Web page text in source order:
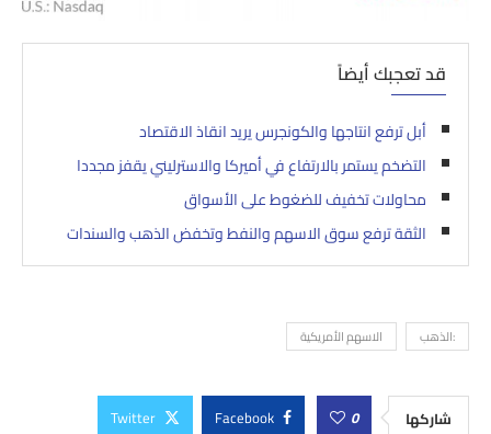
قد تعجبك أيضاً
أبل ترفع انتاجها والكونجرس يريد انقاذ الاقتصاد
التضخم يستمر بالارتفاع في أميركا والاسترليني يقفز مجددا
محاولات تخفيف للضغوط على الأسواق
الثقة ترفع سوق الاسهم والنفط وتخفض الذهب والسندات
:الذهب الاسهم الأمريكية
شاركها 0
Facebook
Twitter